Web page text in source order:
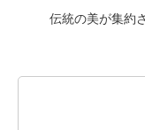
伝統の美が集約